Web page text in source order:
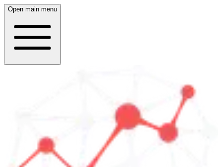
Open main menu